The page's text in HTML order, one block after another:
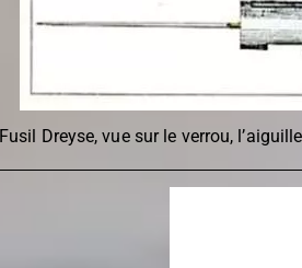
Fusil Dreyse, vue sur le verrou,